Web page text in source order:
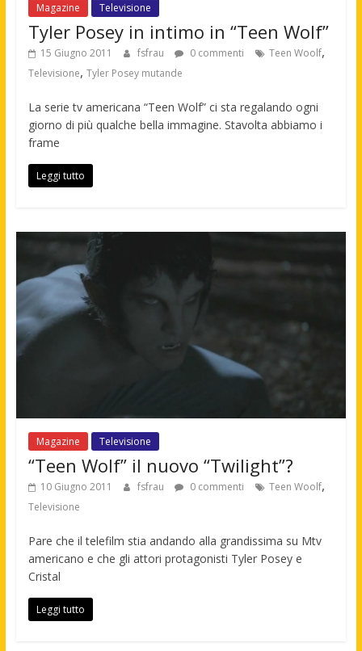
Magazine Televisione
Tyler Posey in intimo in “Teen Wolf”
15 Giugno 2011 fsfrau 0 commenti Teen Woolf,
Televisione, Tyler Posey mutande
La serie tv americana “Teen Wolf” ci sta regalando ogni
giorno di più qualche bella immagine. Stavolta abbiamo i
frame
Leggi tutto
Magazine Televisione
“Teen Wolf” il nuovo “Twilight”?
10 Giugno 2011 fsfrau 0 commenti Teen Woolf,
Televisione
Pare che il telefilm stia andando alla grandissima su Mtv
americano e che gli attori protagonisti Tyler Posey e
Cristal
Leggi tutto